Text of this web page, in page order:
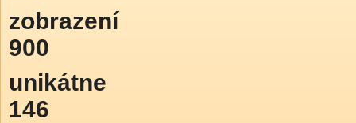
zobrazení
900
unikátne
146